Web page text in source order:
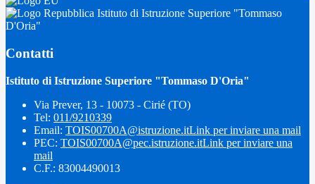
Istituto di Istruzione Superiore "Tommaso
D'Oria"
Contatti
Istituto di Istruzione Superiore "Tommaso D'Oria"
Via Prever, 13 - 10073 - Cirié (TO)
Tel: 011/9210339
Email: TOIS00700A@istruzione.itLink per inviare una mail
PEC: TOIS00700A@pec.istruzione.itLink per inviare una
mail
C.F.: 83004490013